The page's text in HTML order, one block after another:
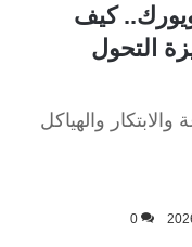
كيف
التحول
والهياكل
0